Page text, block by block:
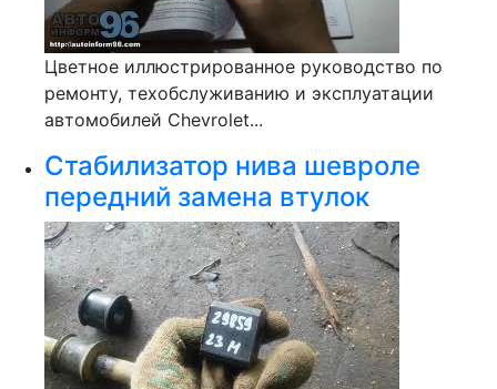
Цветное иллюстрированное руководство по
ремонту, техобслуживанию и эксплуатации
автомобилей Chevrolet...
Стабилизатор нива шевроле
передний замена втулок